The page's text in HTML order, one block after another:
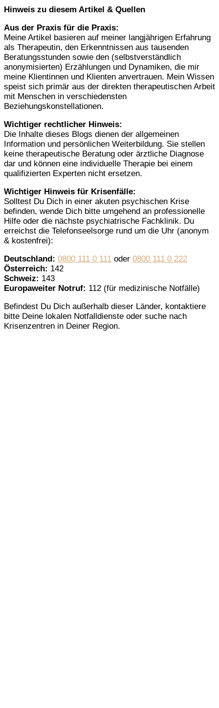
Hinweis zu diesem Artikel & Quellen
Aus der Praxis für die Praxis:
Meine Artikel basieren auf meiner langjährigen Erfahrung
als Therapeutin, den Erkenntnissen aus tausenden
Beratungsstunden sowie den (selbstverständlich
anonymisierten) Erzählungen und Dynamiken, die mir
meine Klientinnen und Klienten anvertrauen. Mein Wissen
speist sich primär aus der direkten therapeutischen Arbeit
mit Menschen in verschiedensten
Beziehungskonstellationen.
Wichtiger rechtlicher Hinweis:
Die Inhalte dieses Blogs dienen der allgemeinen
Information und persönlichen Weiterbildung. Sie stellen
keine therapeutische Beratung oder ärztliche Diagnose
dar und können eine individuelle Therapie bei einem
qualifizierten Experten nicht ersetzen.
Wichtiger Hinweis für Krisenfälle:
Solltest Du Dich in einer akuten psychischen Krise
befinden, wende Dich bitte umgehend an professionelle
Hilfe oder die nächste psychiatrische Fachklinik. Du
erreichst die Telefonseelsorge rund um die Uhr (anonym
& kostenfrei):
Deutschland: 0800 111 0 111 oder 0800 111 0 222
Österreich: 142
Schweiz: 143
Europaweiter Notruf: 112 (für medizinische Notfälle)
Befindest Du Dich außerhalb dieser Länder, kontaktiere
bitte Deine lokalen Notfalldienste oder suche nach
Krisenzentren in Deiner Region.